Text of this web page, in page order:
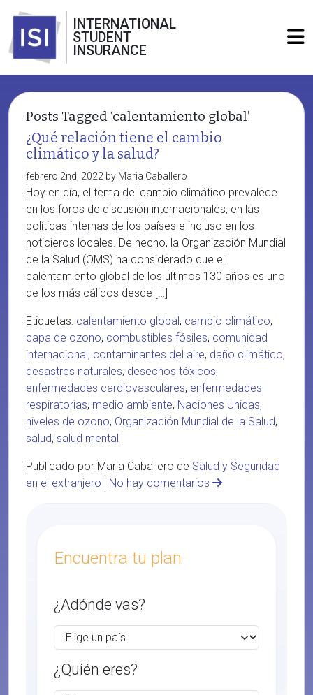
INTERNATIONAL
STUDENT
INSURANCE
Posts Tagged ‘calentamiento global’
¿Qué relación tiene el cambio
climático y la salud?
febrero 2nd, 2022 by Maria Caballero
Hoy en día, el tema del cambio climático prevalece
en los foros de discusión internacionales, en las
políticas internas de los países e incluso en los
noticieros locales. De hecho, la Organización Mundial
de la Salud (OMS) ha considerado que el
calentamiento global de los últimos 130 años es uno
de los más cálidos desde […]
Etiquetas: calentamiento global, cambio climático,
capa de ozono, combustibles fósiles, comunidad
internacional, contaminantes del aire, daño climático,
desastres naturales, desechos tóxicos,
enfermedades cardiovasculares, enfermedades
respiratorias, medio ambiente, Naciones Unidas,
niveles de ozono, Organización Mundial de la Salud,
salud, salud mental
Publicado por Maria Caballero de Salud y Seguridad
en el extranjero | No hay comentarios
Encuentra tu plan
¿Adónde vas?
¿Quién eres?